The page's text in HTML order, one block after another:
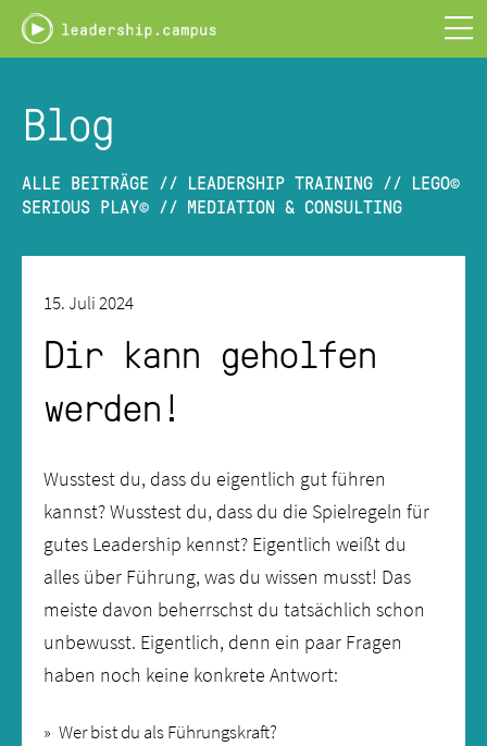
-
Blog
ALLE BEITRÄGE // LEADERSHIP TRAINING //
LEGO©
SERIOUS PLAY© // MEDIATION & CONSULTING
15. Juli 2024
Dir kann geholfen
werden!
Wusstest du, dass du eigentlich gut führen
kannst? Wusstest du, dass du die Spielregeln für
gutes Leadership kennst? Eigentlich weißt du
alles über Führung, was du wissen musst! Das
meiste davon beherrschst du tatsächlich schon
unbewusst. Eigentlich, denn ein paar Fragen
haben noch keine konkrete Antwort:
Wer bist du als Führungskraft?